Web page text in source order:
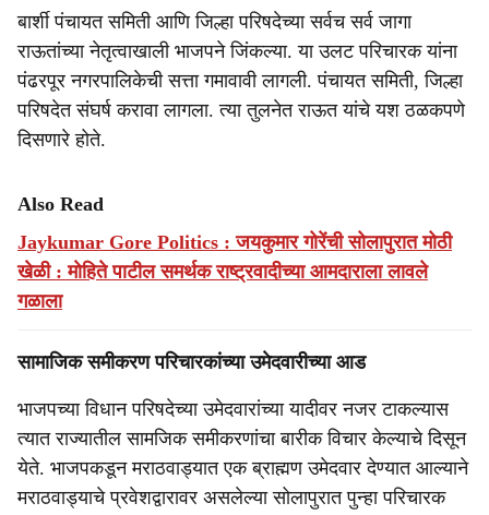
बार्शी पंचायत समिती आणि जिल्हा परिषदेच्या सर्वच सर्व जागा
राऊतांच्या नेतृत्वाखाली भाजपने जिंकल्या. या उलट परिचारक यांना
पंढरपूर नगरपालिकेची सत्ता गमावावी लागली. पंचायत समिती, जिल्हा
परिषदेत संघर्ष करावा लागला. त्या तुलनेत राऊत यांचे यश ठळकपणे
दिसणारे होते.
Also Read
Jaykumar Gore Politics : जयकुमार गोरेंची सोलापुरात मोठी
खेळी : माेहिते पाटील समर्थक राष्ट्रवादीच्या आमदाराला लावले
गळाला
सामाजिक समीकरण परिचारकांच्या उमेदवारीच्या आड
भाजपच्या विधान परिषदेच्या उमेदवारांच्या यादीवर नजर टाकल्यास
त्यात राज्यातील सामजिक समीकरणांचा बारीक विचार केल्याचे दिसून
येते. भाजपकडून मराठवाड्यात एक ब्राह्मण उमेदवार देण्यात आल्याने
मराठवाड्याचे प्रवेशद्वारावर असलेल्या सोलापुरात पुन्हा परिचारक